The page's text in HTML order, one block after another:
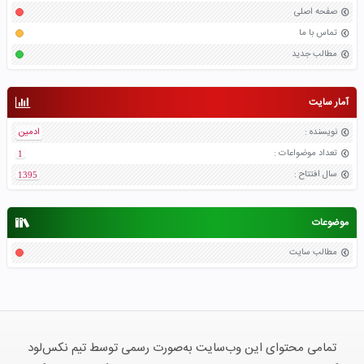
صفحه اصلی
تماس با ما
مطالب جدید
آمار سایت
نویسنده :
ادمین
تعداد موضواعات :
1
سال افتتاح :
1395
موضوعات
مطالب سایت
تمامی محتوای این وب‌سایت به‌صورت رسمی توسط تیم نکس‌لود